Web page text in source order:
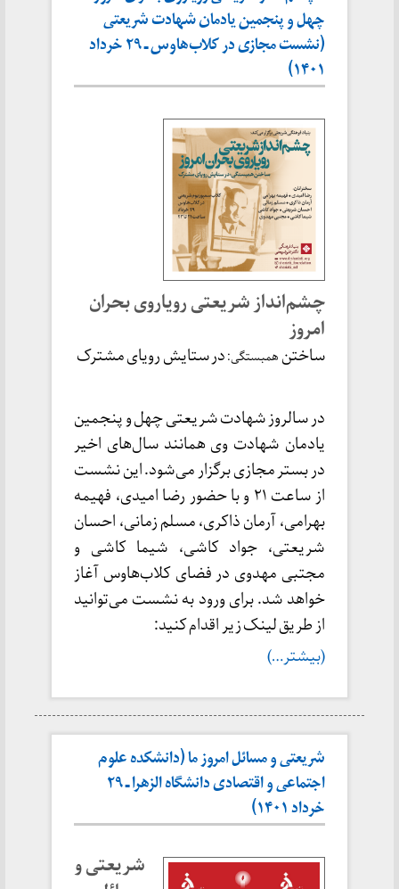
چهل و پنجمین یادمان شهادت شریعتی
(نشست مجازی در کلاب‌هاوس ـ ۲۹ خرداد
۱۴۰۱)
چشم‌انداز شریعتی رویاروی بحران
امروز
ساختن همبستگی:در ستایش رویای مشترک
در سالروز شهادت شریعتی چهل و پنجمین
یادمان شهادت وی همانند سال‌های اخیر
در بستر مجازی برگزار می‌شود. این نشست
از ساعت ۲۱ و با حضور رضا امیدی، فهیمه
بهرامی، آرمان ذاکری، مسلم زمانی، احسان
شریعتی، جواد کاشی، شیما کاشی و
مجتبی مهدوی در فضای کلاب‌هاوس آغاز
خواهد شد. برای ورود به نشست می‌توانید
از طریق لینک زیر اقدام کنید:
(بیشتر…)
شریعتی و مسائل امروز ما (دانشکده علوم
اجتماعی و اقتصادی دانشگاه الزهرا ـ ۲۹
خرداد ۱۴۰۱)
شریعتی و